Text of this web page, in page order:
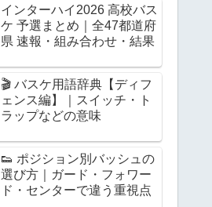
インターハイ2026 高校バス
ケ 予選まとめ｜全47都道府
県 速報・組み合わせ・結果
🎬 バスケ用語辞典【ディフ
ェンス編】｜スイッチ・ト
ラップなどの意味
👟 ポジション別バッシュの
選び方｜ガード・フォワー
ド・センターで違う重視点